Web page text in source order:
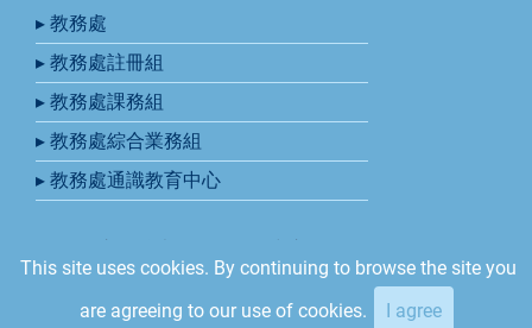
▸ 教務處
▸ 教務處註冊組
▸ 教務處課務組
▸ 教務處綜合業務組
▸ 教務處通識教育中心
Developed by Ribosome
This site uses cookies. By continuing to browse the site you
are agreeing to our use of cookies.
I agree